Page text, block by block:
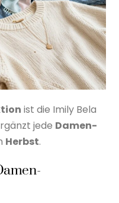
ist die Imily Bela
jede Damen-
Herbst.